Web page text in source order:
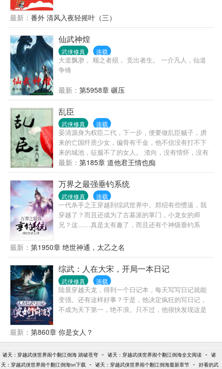
门派，这恶毒女配她不当了！鬼才衬托女主，她要独
自美丽。本以为进个最差宗门能吃喝玩乐苟日子当咸
鱼，谁知这最差的宗门里全员都是疯批反派，随时走
在黑化边缘，准备给女主挨个送头。啊这…她们门派
要是马上要团灭了吗？不慌，这题她会。大师兄满门
被灭后复仇杀穿整个修真界最终被女主打败？小师
妹：师兄我知道她什么修为什么功法多少秘宝，快，
被人发现群起而诛之？小师妹：躲什么？牛逼血脉两
在哪！三师兄金丹破碎经脉全废走火入魔后成为联手
歼灭的大魔头？小师妹：我知道哪里可以重练金丹重
塑经脉，稳住，这波团战我们能赢！四师兄苦恋女主
爱而不得为情所伤最后黑化被男主所杀？小师妹：你
这样不行，舔狗一号送法宝，舔狗二号签契约，你这
舔狗N号不如去送个命？他们这哭哭唧唧柔柔弱弱又煽
风点火疯言疯言的小师妹，是猴子请来的逗比吧？
最新： 番外 清风入夜轻摇叶（三）
仙武神煌
武侠修真 连载
大道飘渺， 顺之者殒， 竞出者生。 一介凡人，仙道
争锋
最新： 第5958章 碾压
乱臣
武侠修真 连载
晏清源身为权臣二代，下一步，便要做乱臣贼子，虏
来的亡国纤质少女，偏骨有千金，他不信没有打不下
来的城池，征服不了的女人。 渣向，没有情怀，没有
深度，和《权臣本纪》《青宫词》不是一个世界的，
慎入。 空向，涉及地名、军政制度等参考东魏，如觉
雷同，勿惊勿怪，放飞自我之作，不接受任何批评。
微博：蔡某人的小窝。 基友的文强推：《东宫侍妾
（重生）》 未晏斋《楚襄有梦》（重生）
最新： 第185章 道他君王情也痴
万界之最强垂钓系统
武侠修真 连载
一代杀手之王穿越到综武世界中。郑绍有些懵逼，我
穿越了？而且还成为了古墓派的掌门，小龙女的师
兄？这……真是太有趣了，而且还有个神级垂钓系
一品丹药，阳元丹”“叮，恭喜宿主，垂钓获得风云世
界，十品武学功法，玄武真功”“叮，恭喜宿主，垂钓获
得斗罗世界，外附魂骨”“叮，恭喜宿主，垂钓获得武动
乾琨世界，吞噬祖符”……只要垂钓给力，所谓的高手
都是渣渣
最新： 第1950章 绝世神通，太乙之名
综武：人在大宋，开局一本日记
武侠修真 连载
陆晨穿越天龙，得到一个日记本，每天写写日记就能
变强。还有这样好事？于是，他决定疯狂的写日记，
不成为天下第一，绝不浪。只不过，他很快发现这是
前。而她们似乎哪里有些不对。王语嫣不再钟情她的
表哥，小龙女与杨过成不了神雕侠侣，黄蓉更是没有
最新： 第860章 你是女人？
诸天：穿越武侠世界闹个翻江倒海 踏破苍穹 - 诸天：穿越武侠世界闹个翻江倒海全文阅读 - 诸
天：穿越武侠世界闹个翻江倒海txt下载 - 诸天：穿越武侠世界闹个翻江倒海最新章节 - 好看的武